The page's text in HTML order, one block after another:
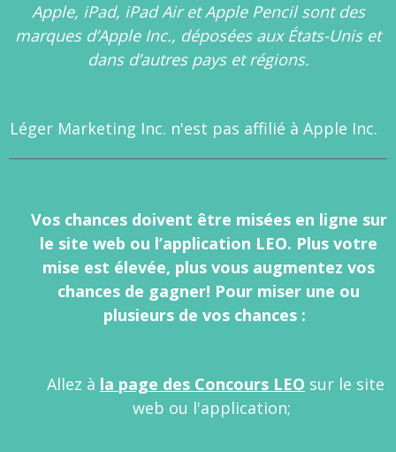
Apple, iPad, iPad Air et Apple Pencil sont des
marques d’Apple Inc., déposées aux États-Unis et
dans d’autres pays et régions.
Léger Marketing Inc. n'est pas affilié à Apple Inc.
Vos chances doivent être misées en ligne sur
le site web ou l’application LEO. Plus votre
mise est élevée, plus vous augmentez vos
chances de gagner! Pour miser une ou
plusieurs de vos chances :
Allez à la page des Concours LEO sur le site
web ou l'application;